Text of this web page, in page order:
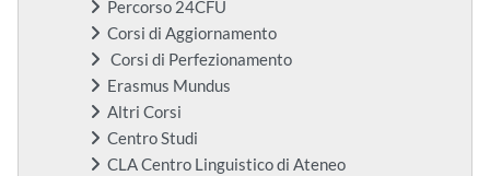
Percorso 24CFU
Corsi di Aggiornamento
Corsi di Perfezionamento
Erasmus Mundus
Altri Corsi
Centro Studi
CLA Centro Linguistico di Ateneo